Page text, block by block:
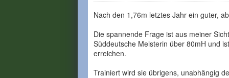
Nach den 1,76m letztes Jahr ein guter,
Die spannende Frage ist aus meiner
Süddeutsche Meisterin über 80mH und
erreichen.
Trainiert wird sie übrigens, unabhängig